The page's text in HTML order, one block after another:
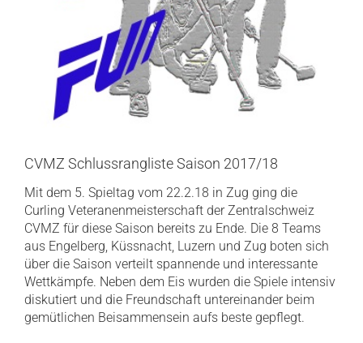
CVMZ Schlussrangliste Saison 2017/18
Mit dem 5. Spieltag vom 22.2.18 in Zug ging die
Curling Veteranenmeisterschaft der Zentralschweiz
CVMZ für diese Saison bereits zu Ende. Die 8 Teams
aus Engelberg, Küssnacht, Luzern und Zug boten sich
über die Saison verteilt spannende und interessante
Wettkämpfe. Neben dem Eis wurden die Spiele intensiv
diskutiert und die Freundschaft untereinander beim
gemütlichen Beisammensein aufs beste gepflegt.